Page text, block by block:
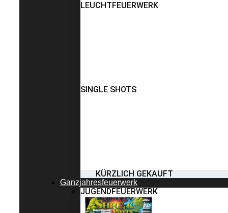
LEUCHTFEUERWERK
SINGLE SHOTS
KÜRZLICH GEKAUFT
Ganzjahresfeuerwerk
JUGENDFEUERWERK